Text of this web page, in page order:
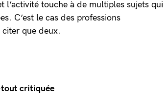
l’activité touche à de multiples sujets qui
C’est le cas des professions
citer que deux.
critiquée